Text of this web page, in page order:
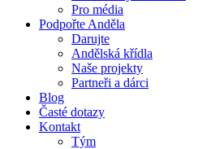
Pro média
Podpořte Anděla
Darujte
Andělská křídla
Naše projekty
Partneři a dárci
Blog
Časté dotazy
Kontakt
Tým